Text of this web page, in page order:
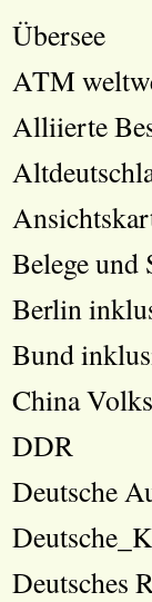
Übersee
ATM
Alliierte
Belege und
Berlin
Bund
China
DDR
Deutsche
Deutsches